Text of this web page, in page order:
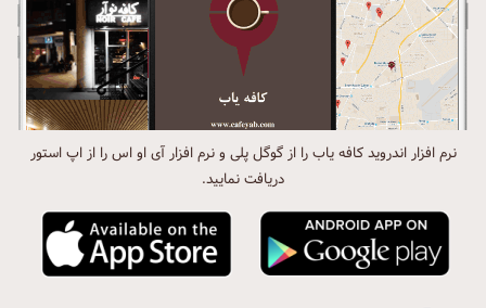
نرم افزار اندروید کافه یاب را از گوگل پلی و نرم افزار آی او اس را از اپ استور
دریافت نمایید.